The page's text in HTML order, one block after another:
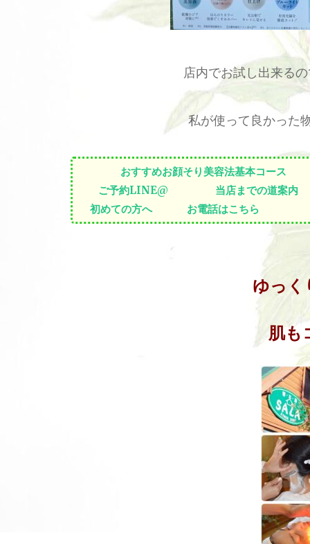
店内でお試し出来る
私が使って良かった
おすすめお顔そり美容法基本コース
ご予約LINE@
当店までの道案内
初めての方へ
お電話はこちら
ゆっく
肌も